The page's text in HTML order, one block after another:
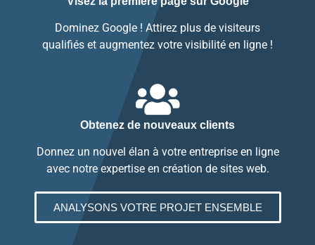
Dominez Google ! Attirez plus de visiteurs
qualifiés et augmentez votre visibilité en ligne !
Obtenez de nouveaux clients
Donnez un nouvel élan à votre entreprise en ligne
avec notre expertise en création de sites web.
ANALYSONS VOTRE PROJET ENSEMBLE